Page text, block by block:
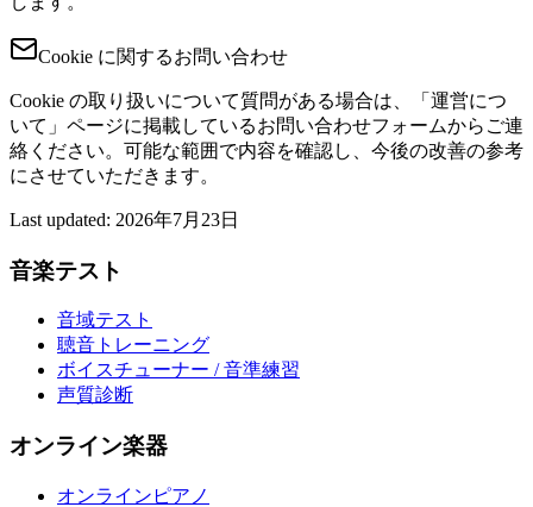
Cookie に関するお問い合わせ
Cookie の取り扱いについて質問がある場合は、「運営につ
いて」ページに掲載しているお問い合わせフォームからご連
絡ください。可能な範囲で内容を確認し、今後の改善の参考
にさせていただきます。
Last updated: 2026年7月23日
音楽テスト
音域テスト
聴音トレーニング
ボイスチューナー / 音準練習
声質診断
オンライン楽器
オンラインピアノ